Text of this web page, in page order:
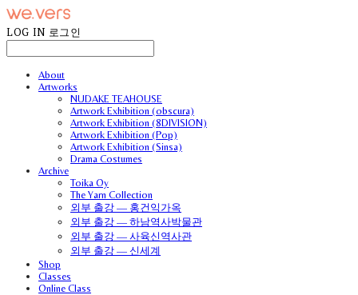
LOG IN 로그인
About
Artworks
NUDAKE TEAHOUSE
Artwork Exhibition (obscura)
Artwork Exhibition (8DIVISION)
Artwork Exhibition (Pop)
Artwork Exhibition (Sinsa)
Drama Costumes
Archive
Toika Oy
The Yarn Collection
외부 출강 — 홍건익가옥
외부 출강 — 하남역사박물관
외부 출강 — 사육신역사관
외부 출강 — 신세계
Shop
Classes
Online Class